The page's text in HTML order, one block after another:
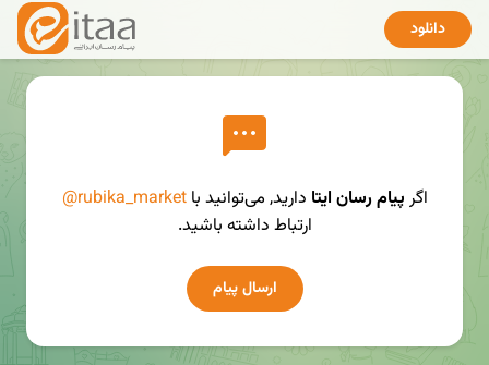
دانلود
اگر پیام رسان ایتا دارید, می‌توانید با@rubika_market
ارتباط داشته باشید.
ارسال پیام